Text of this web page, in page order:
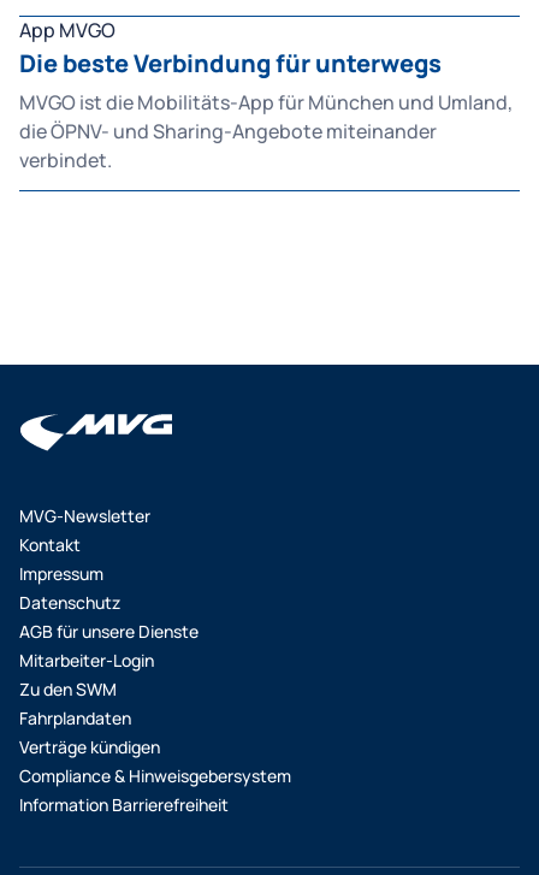
App MVGO
Die beste Verbindung für unterwegs
MVGO ist die Mobilitäts-App für München und Umland,
die ÖPNV- und Sharing-Angebote miteinander
verbindet.
MVG-Newsletter
Kontakt
Impressum
Datenschutz
AGB für unsere Dienste
Mitarbeiter-Login
Zu den SWM
Fahrplandaten
Verträge kündigen
Compliance & Hinweisgebersystem
Information Barrierefreiheit